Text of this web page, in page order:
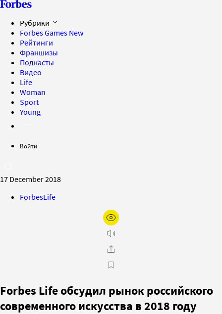
Рубрики
Forbes Games New
Рейтинги
Франшизы
Подкасты
Видео
Life
Woman
Sport
Young
Войти
17 December 2018
ForbesLife
Forbes Life обсудил рынок российского
современного искусства в 2018 году